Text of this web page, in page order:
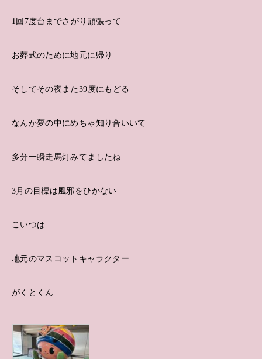
1回7度台までさがり頑張って
お葬式のために地元に帰り
そしてその夜また39度にもどる
なんか夢の中にめちゃ知り合いいて
多分一瞬走馬灯みてましたね
3月の目標は風邪をひかない
こいつは
地元のマスコットキャラクター
がくとくん